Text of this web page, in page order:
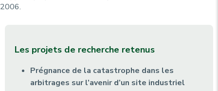
2006.
Les projets de recherche retenus
Prégnance de la catastrophe dans les
arbitrages sur l’avenir d’un site industriel